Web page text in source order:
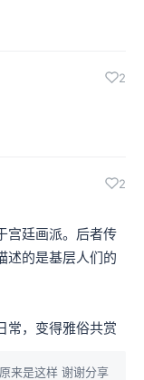
2
2
宫廷画派。后者传
述的是基层人们的
常，变得雅俗共赏
来是这样 谢谢分享